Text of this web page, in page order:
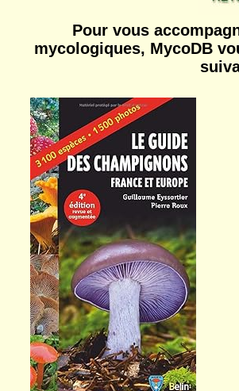
Pour vous
mycologiques, MycoDB